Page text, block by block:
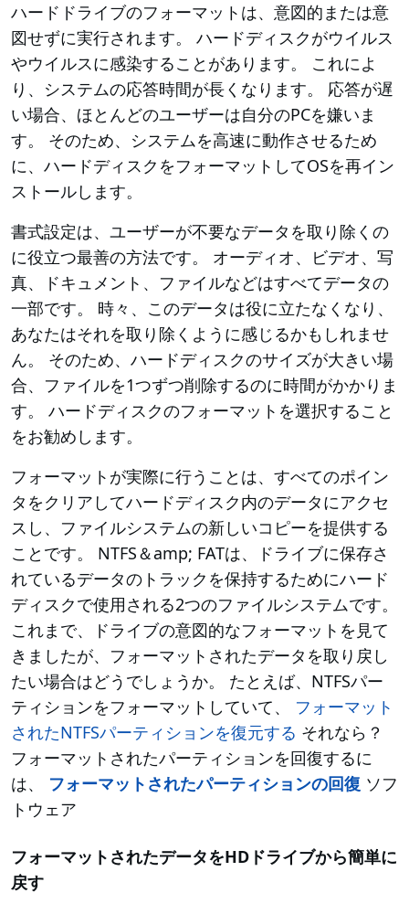
ハードドライブのフォーマットは、意図的または意
図せずに実行されます。 ハードディスクがウイルス
やウイルスに感染することがあります。 これによ
り、システムの応答時間が長くなります。 応答が遅
い場合、ほとんどのユーザーは自分のPCを嫌いま
す。 そのため、システムを高速に動作させるため
に、ハードディスクをフォーマットしてOSを再イン
ストールします。
書式設定は、ユーザーが不要なデータを取り除くの
に役立つ最善の方法です。 オーディオ、ビデオ、写
真、ドキュメント、ファイルなどはすべてデータの
一部です。 時々、このデータは役に立たなくなり、
あなたはそれを取り除くように感じるかもしれませ
ん。 そのため、ハードディスクのサイズが大きい場
合、ファイルを1つずつ削除するのに時間がかかりま
す。 ハードディスクのフォーマットを選択すること
をお勧めします。
フォーマットが実際に行うことは、すべてのポイン
タをクリアしてハードディスク内のデータにアクセ
スし、ファイルシステムの新しいコピーを提供する
ことです。 NTFS＆amp; FATは、ドライブに保存さ
れているデータのトラックを保持するためにハード
ディスクで使用される2つのファイルシステムです。
これまで、ドライブの意図的なフォーマットを見て
きましたが、フォーマットされたデータを取り戻し
たい場合はどうでしょうか。 たとえば、NTFSパー
ティションをフォーマットしていて、 フォーマット
されたNTFSパーティションを復元する それなら？
フォーマットされたパーティションを回復するに
は、 フォーマットされたパーティションの回復 ソフ
トウェア
フォーマットされたデータをHDドライブから簡単に
戻す